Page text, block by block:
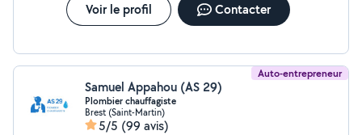
Voir le profil Contacter
Auto-entrepreneur
Samuel Appahou (AS 29)
Plombier chauffagiste
Brest (Saint-Martin)
5/5 (99 avis)